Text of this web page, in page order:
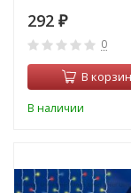
292 ₽
0
В
В наличии